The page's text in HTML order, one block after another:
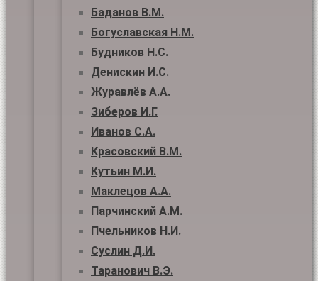
Баданов В.М.
Богуславская Н.М.
Будников Н.С.
Денискин И.С.
Журавлёв А.А.
Зиберов И.Г.
Иванов С.А.
Красовский В.М.
Кутьин М.И.
Маклецов А.А.
Парчинский А.М.
Пчельников Н.И.
Суслин Д.И.
Таранович В.Э.